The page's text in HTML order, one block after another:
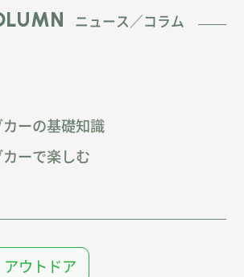
ニュース／コラム
ーの基礎知識
ーで楽しむ
アウトドア